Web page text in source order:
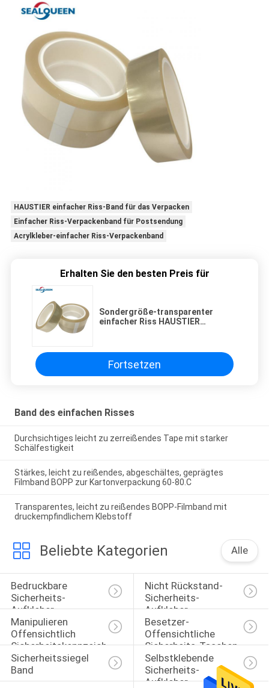
HAUSTIER einfacher Riss-Band für das Verpacken
Einfacher Riss-Verpackenband für Postsendung
Acrylkleber-einfacher Riss-Verpackenband
Erhalten Sie den besten Preis für
Sondergröße-transparenter
einfacher Riss HAUSTIER
Fortsetzen
Band des einfachen Risses
Durchsichtiges leicht zu zerreißendes Tape mit starker
Schälfestigkeit
Stärkes, leicht zu reißendes, abgeschältes, geprägtes
Filmband BOPP zur Kartonverpackung 60-80.C
Transparentes, leicht zu reißendes BOPP-Filmband mit
druckempfindlichem Klebstoff
Beliebte Kategorien Alle
Bedruckbare
Sicherheits-
Aufkleber
Nicht Rückstand-
Sicherheits-
Aufkleber
Manipulieren
Offensichtlich
Sicherheitskennzeichen
Besetzer-
Offensichtliche
Sicherheits-Taschen
Sicherheitssiegel
Band
Selbstklebende
Sicherheits-
Aufkleber